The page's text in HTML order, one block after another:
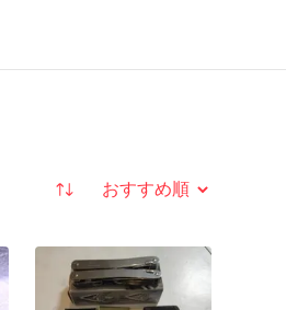
並び替え